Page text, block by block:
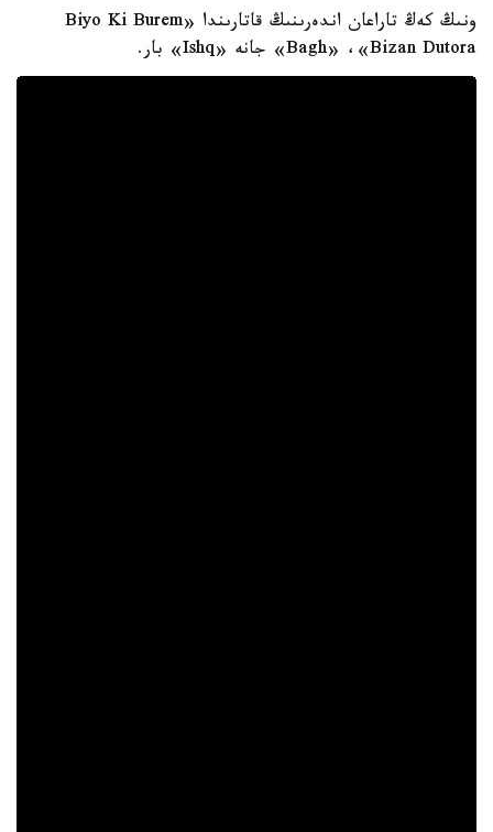
ونىڭ كەڭ تاراعان اندەرىنىڭ قاتارىندا «Biyo Ki Burem
Bagh» ،«Bizan Dutora» جانە «Ishq» بار.